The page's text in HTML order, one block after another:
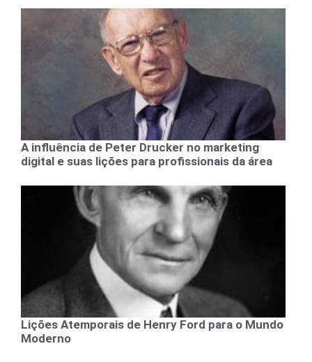
A influência de Peter Drucker no marketing
digital e suas lições para profissionais da área
Lições Atemporais de Henry Ford para o Mundo
Moderno